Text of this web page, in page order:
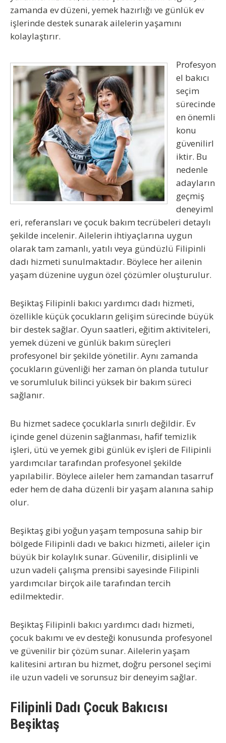
zamanda ev düzeni, yemek hazırlığı ve günlük ev
işlerinde destek sunarak ailelerin yaşamını
kolaylaştırır.
Profesyon
el bakıcı
seçim
sürecinde
en önemli
konu
güvenilirl
iktir. Bu
nedenle
adayların
geçmiş
deneyiml
eri, referansları ve çocuk bakım tecrübeleri detaylı
şekilde incelenir. Ailelerin ihtiyaçlarına uygun
olarak tam zamanlı, yatılı veya gündüzlü Filipinli
dadı hizmeti sunulmaktadır. Böylece her ailenin
yaşam düzenine uygun özel çözümler oluşturulur.
Beşiktaş Filipinli bakıcı yardımcı dadı hizmeti,
özellikle küçük çocukların gelişim sürecinde büyük
bir destek sağlar. Oyun saatleri, eğitim aktiviteleri,
yemek düzeni ve günlük bakım süreçleri
profesyonel bir şekilde yönetilir. Aynı zamanda
çocukların güvenliği her zaman ön planda tutulur
ve sorumluluk bilinci yüksek bir bakım süreci
sağlanır.
Bu hizmet sadece çocuklarla sınırlı değildir. Ev
içinde genel düzenin sağlanması, hafif temizlik
işleri, ütü ve yemek gibi günlük ev işleri de Filipinli
yardımcılar tarafından profesyonel şekilde
yapılabilir. Böylece aileler hem zamandan tasarruf
eder hem de daha düzenli bir yaşam alanına sahip
olur.
Beşiktaş gibi yoğun yaşam temposuna sahip bir
bölgede Filipinli dadı ve bakıcı hizmeti, aileler için
büyük bir kolaylık sunar. Güvenilir, disiplinli ve
uzun vadeli çalışma prensibi sayesinde Filipinli
yardımcılar birçok aile tarafından tercih
edilmektedir.
Beşiktaş Filipinli bakıcı yardımcı dadı hizmeti,
çocuk bakımı ve ev desteği konusunda profesyonel
ve güvenilir bir çözüm sunar. Ailelerin yaşam
kalitesini artıran bu hizmet, doğru personel seçimi
ile uzun vadeli ve sorunsuz bir deneyim sağlar.
Filipinli Dadı Çocuk Bakıcısı
Beşiktaş